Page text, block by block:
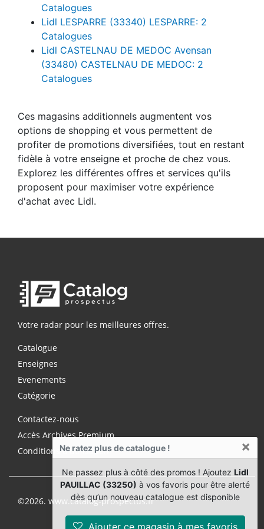
Ne ratez plus de catalogue ! ×
Ne passez plus à côté des promos ! Ajoutez Lidl
PAUILLAC (33250) à vos favoris pour être alerté
dès qu’un nouveau catalogue est disponible
Ajouter ce magasin à mes favoris
Catalogues
Lidl LESPARRE (33340) LESPARRE: 2
Catalogues
Lidl CASTELNAU DE MEDOC Avensan
(33480) CASTELNAU DE MEDOC: 2
Catalogues
Ces magasins additionnels augmentent vos
options de shopping et vous permettent de
profiter de promotions diversifiées, tout en restant
fidèle à votre enseigne et proche de chez vous.
Explorez les différentes offres et services qu'ils
proposent pour maximiser votre expérience
d'achat avec Lidl.
Votre radar pour les meilleures offres.
Catalogue
Enseignes
Evenements
Catégorie
Contactez-nous
Accès Archives Premium
Conditions d'utilisation
©2026. www.catalog-prospectus.fr